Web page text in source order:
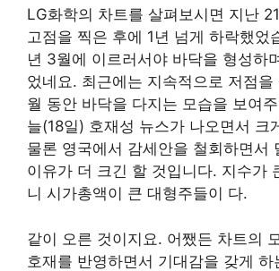
LG화학의 차트를 살펴보시면 지난
고점을 찍은 후에 1년 넘게 하락했었
년 3월에 이르러서야 바닥을 형성하
었네요. 최근에는 지속적으로 저점을
월 동안 바닥을 다지는 모습을 보여
늘(18일) 호재성 뉴스가 나오면서 크
물론 영국에서 감세안을 철회하면서
이유가 더 크긴 할 것입니다. 지수가
니 시가총액이 큰 대형주들이 다.
같이 오른 것이지요. 어쨌든 차트의
호재를 반영하면서 기대감을 갖게 하